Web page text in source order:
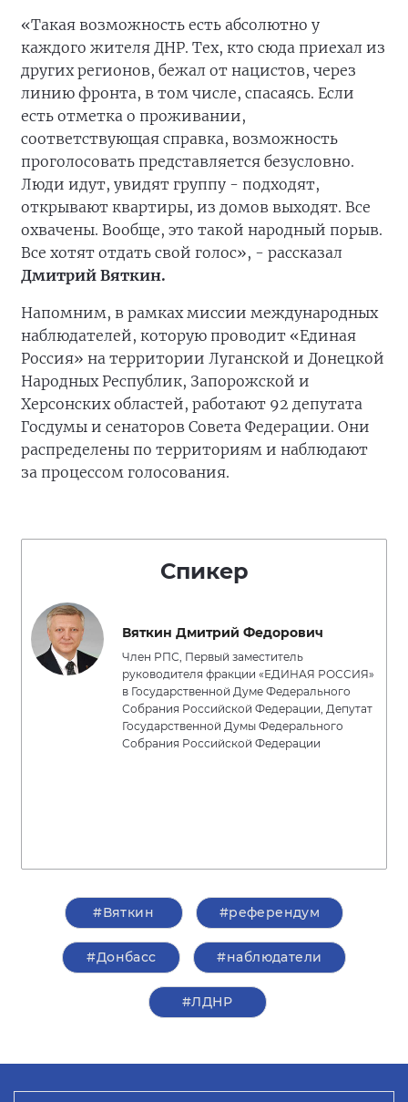
«Такая возможность есть абсолютно у
каждого жителя ДНР. Тех, кто сюда приехал из
других регионов, бежал от нацистов, через
линию фронта, в том числе, спасаясь. Если
есть отметка о проживании,
соответствующая справка, возможность
проголосовать представляется безусловно.
Люди идут, увидят группу - подходят,
открывают квартиры, из домов выходят. Все
охвачены. Вообще, это такой народный порыв.
Все хотят отдать свой голос», - рассказал
Дмитрий Вяткин.
Напомним, в рамках миссии международных
наблюдателей, которую проводит «Единая
Россия» на территории Луганской и Донецкой
Народных Республик, Запорожской и
Херсонских областей, работают 92 депутата
Госдумы и сенаторов Совета Федерации. Они
распределены по территориям и наблюдают
за процессом голосования.
Спикер
Вяткин Дмитрий Федорович
Член РПС, Первый заместитель
руководителя фракции «ЕДИНАЯ РОССИЯ»
в Государственной Думе Федерального
Собрания Российской Федерации, Депутат
Государственной Думы Федерального
Собрания Российской Федерации
#Вяткин #референдум
#Донбасс #наблюдатели
#ЛДНР